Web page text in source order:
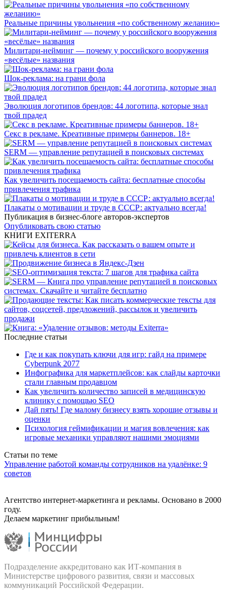
Реальные причины увольнения «по собственному желанию»
Милитари-нейминг — почему у российского вооружения
«весёлые» названия
Шок-реклама: на грани фола
Эволюция логотипов брендов: 44 логотипа, которые знал
твой прадед
Секс в рекламе. Креативные примеры баннеров. 18+
SERM — управление репутацией в поисковых системах
Как увеличить посещаемость сайта: бесплатные способы
привлечения трафика
Плакаты о мотивации и труде в СССР: актуально всегда!
Публикация в бизнес-блоге авторов-экспертов
Опубликовать свою статью
КНИГИ EXITERRA
Последние статьи
Где и как покупать ключи для игр: гайд на примере
Cyberpunk 2077
Инфографика для маркетплейсов: как слайды карточки
стали главным продавцом
Как увеличить количество записей в медицинскую
клинику с помощью SEO
Дай пять! Где малому бизнесу взять хорошие отзывы и
оценки
Психология геймификации и магия вовлечения: как
игровые механики управляют нашими эмоциями
Статьи по теме
Управление работой команды сотрудников на удалёнке: 9
советов
Агентство интернет-маркетинга и рекламы. Основано в 2000
году.
Делаем маркетинг прибыльным!
Подразделение аккредитовано как ИТ‑компания в
Министерстве цифрового развития, связи и массовых
коммуникаций Российской Федерации.